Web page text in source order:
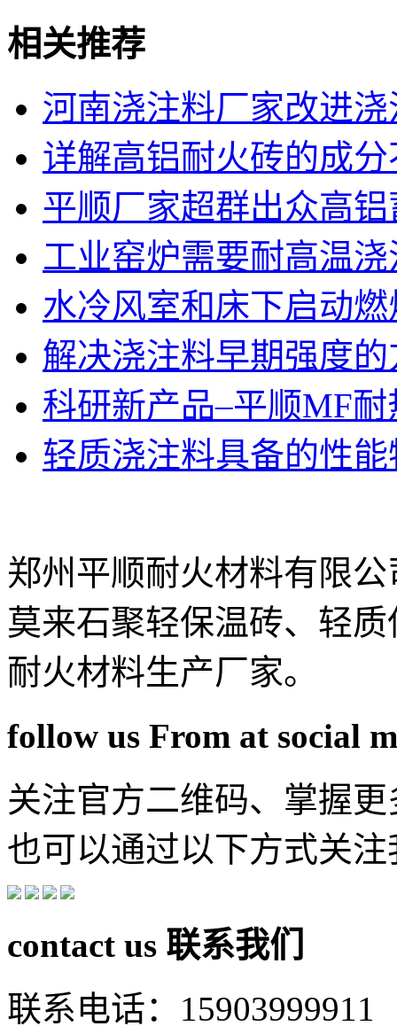
相关推荐
河南浇注料厂家改进
详解高铝耐火砖的成
平顺厂家超群出众高
工业窑炉需要耐高温浇
水冷风室和床下启动
解决浇注料早期强度的
科研新产品–平顺MF
轻质浇注料具备的性
郑州平顺耐火材料有限
莫来石聚轻保温砖、轻
耐火材料生产厂家。
follow us From at social
关注官方二维码、掌握
也可以通过以下方式关注
contact us 联系我们
联系电话：15903999911